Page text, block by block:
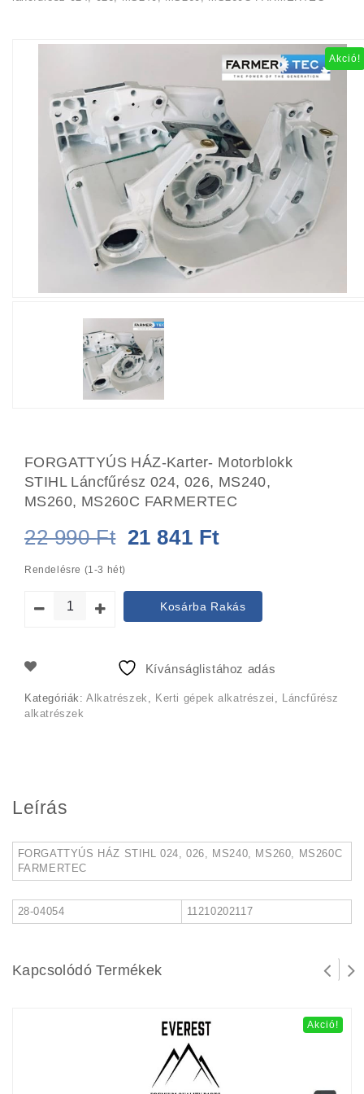
Akció!
FORGATTYÚS HÁZ-Karter- Motorblokk
STIHL Láncfűrész 024, 026, MS240,
MS260, MS260C FARMERTEC
22 990Ft Original
price
was:
22
990 Ft.
21 841 Ft
is:
21
Rendelésre (1-3 hét)
Kosárba Rakás
Kívánságlistához adás
Kategóriák:Alkatrészek , Kerti gépek alkatrészei , Láncfűrész
alkatrészek
Leírás
FORGATTYÚS HÁZ STIHL 024, 026, MS240, MS260, MS260C
FARMERTEC
28-04054 11210202117
Kapcsolódó Termékek
Akció!